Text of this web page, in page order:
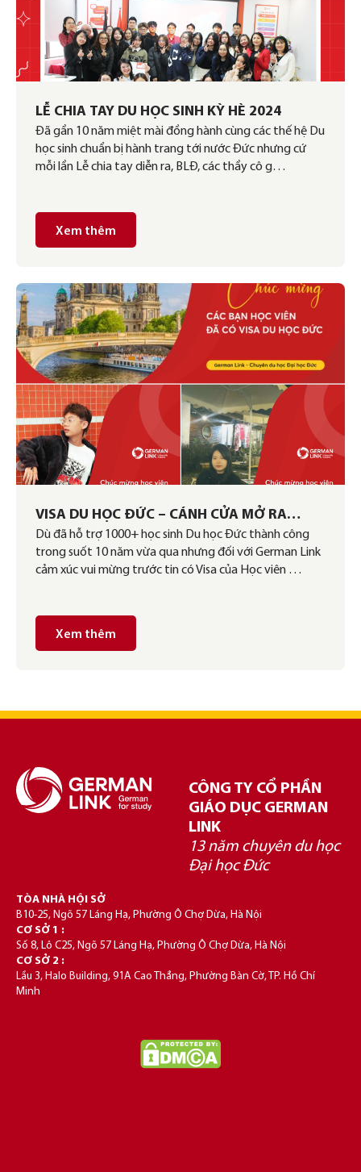
LỄ CHIA TAY DU HỌC SINH KỲ HÈ 2024
Đã gần 10 năm miệt mài đồng hành cùng các thế hệ Du
học sinh chuẩn bị hành trang tới nước Đức nhưng cứ
mỗi lần Lễ chia tay diễn ra, BLĐ, các thầy cô g…
Xem thêm
VISA DU HỌC ĐỨC – CÁNH CỬA MỞ RA
CHÂN TRỜI MỚI
Dù đã hỗ trợ 1000+ học sinh Du học Đức thành công
trong suốt 10 năm vừa qua nhưng đối với German Link
cảm xúc vui mừng trước tin có Visa của Học viên …
Xem thêm
CÔNG TY CỔ PHẦN
GIÁO DỤC GERMAN
LINK
13 năm chuyên du học
Đại học Đức
TÒA NHÀ HỘI SỞ
B10-25, Ngõ 57 Láng Hạ, Phường Ô Chợ Dừa, Hà Nội
CƠ SỞ 1 :
Số 8, Lô C25, Ngõ 57 Láng Hạ, Phường Ô Chợ Dừa, Hà Nội
CƠ SỞ 2 :
Lầu 3, Halo Building, 91A Cao Thắng, Phường Bàn Cờ, TP. Hồ Chí
Minh